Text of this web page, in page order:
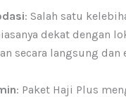
: Salah satu
dekat dengan
secara langsung dan
: Paket Haji Plus